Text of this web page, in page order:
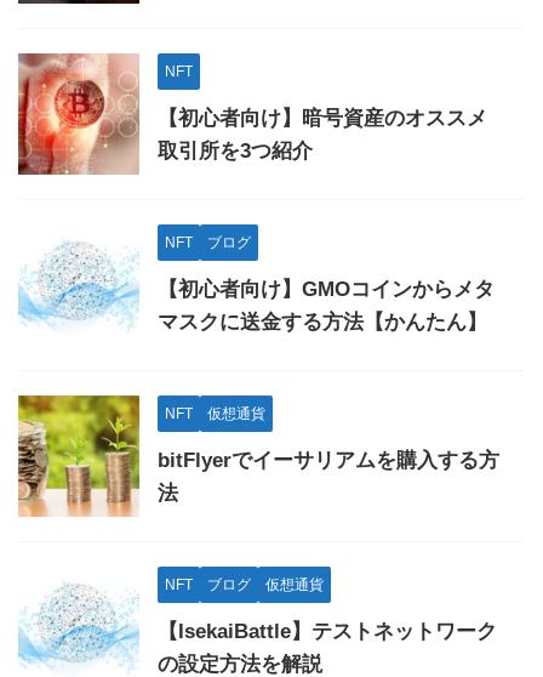
NFT
【初心者向け】暗号資産のオススメ
取引所を3つ紹介
NFT ブログ
【初心者向け】GMOコインからメタ
マスクに送金する方法【かんたん】
NFT 仮想通貨
bitFlyerでイーサリアムを購入する方
法
NFT ブログ 仮想通貨
【IsekaiBattle】テストネットワーク
の設定方法を解説